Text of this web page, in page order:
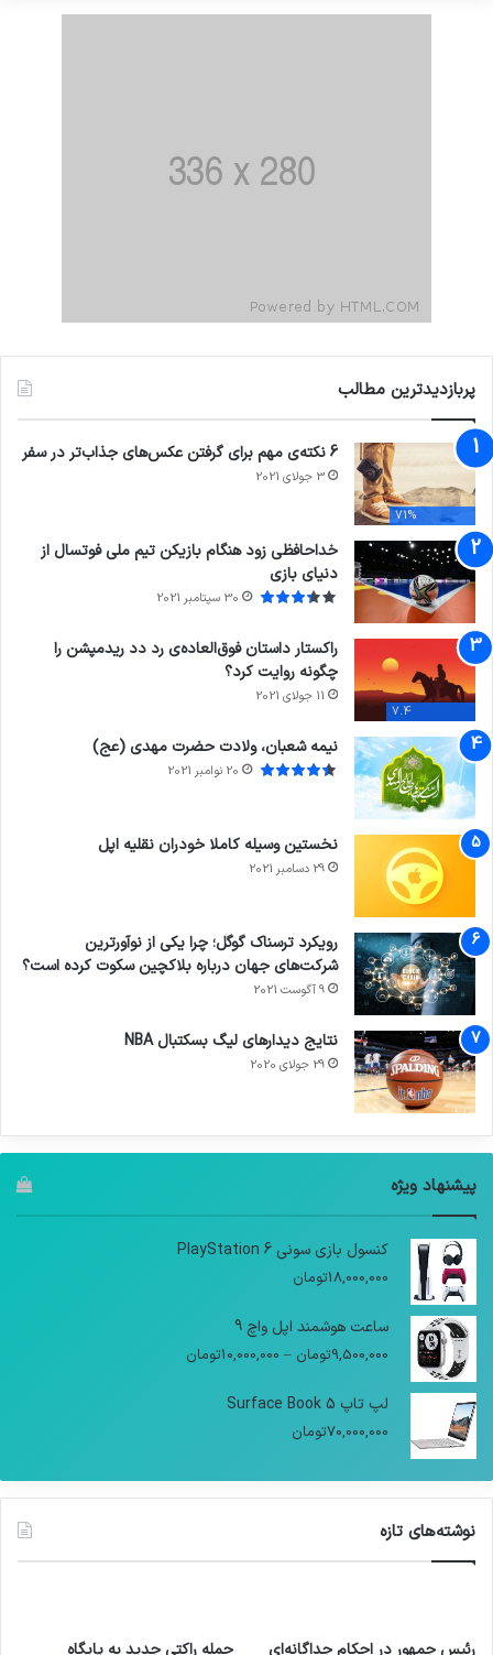
پربازدیدترین مطالب
71%
6 نکته‌ی مهم برای گرفتن عکس‌های جذاب‌تر در سفر
3 جولای 2021
خداحافظی زود هنگام بازیکن تیم ملی فوتسال از
دنیای بازی
30 سپتامبر 2021
7.4
راکستار داستان فوق‌العاده‌ی رد دد ریدمپشن را
چگونه روایت کرد؟
11 جولای 2021
نیمه شعبان، ولادت حضرت مهدی (عج)
20 نوامبر 2021
نخستین وسیله کاملا خودران نقلیه اپل
29 دسامبر 2021
رویکرد ترسناک گوگل؛ چرا یکی از نوآورترین
شرکت‌های جهان درباره بلاکچین سکوت کرده است؟
9 آگوست 2021
نتایج دیدار‌های لیگ بسکتبال NBA
29 جولای 2020
پیشنهاد ویژه
کنسول بازی سونی PlayStation 6
18,000,000تومان
ساعت هوشمند اپل واچ 9
9,500,000تومان –
10,000,000تومان
لپ تاپ Surface Book 5
70,000,000تومان
نوشته‌های تازه
رئیس جمهور در احکام جداگانه‌ای
حمله راکتی جدید به پایگاه